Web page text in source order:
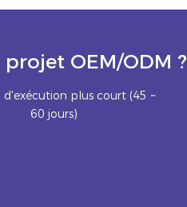
OEM/ODM ?
d'exécution plus court (45 ~
60 jours)